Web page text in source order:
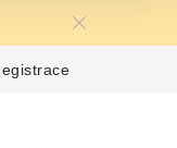
ceny?